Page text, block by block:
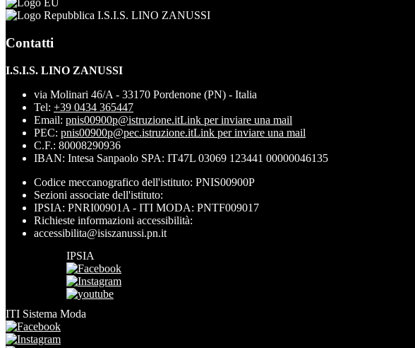
I.S.I.S. LINO ZANUSSI
Contatti
I.S.I.S. LINO ZANUSSI
via Molinari 46/A - 33170 Pordenone (PN) - Italia
Tel: +39 0434 365447
Email: pnis00900p@istruzione.itLink per inviare una mail
PEC: pnis00900p@pec.istruzione.itLink per inviare una mail
C.F.: 80008290936
IBAN: Intesa Sanpaolo SPA: IT47L 03069 123441 00000046135
Codice meccanografico dell'istituto: PNIS00900P
Sezioni associate dell'istituto:
IPSIA: PNRI00901A - ITI MODA: PNTF009017
Richieste informazioni accessibilità:
accessibilita@isiszanussi.pn.it
IPSIA
ITI Sistema Moda